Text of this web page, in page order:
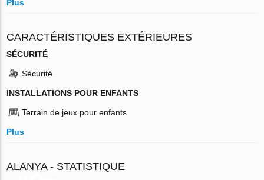
Plus
CARACTÉRISTIQUES EXTÉRIEURES
SÉCURITÉ
Sécurité
INSTALLATIONS POUR ENFANTS
Terrain de jeux pour enfants
Plus
ALANYA - STATISTIQUE